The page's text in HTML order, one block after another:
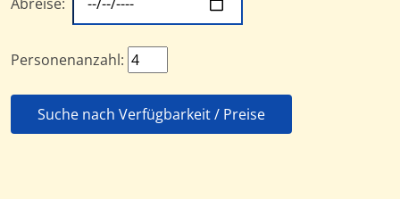
Personenanzahl:
Suche nach Verfügbarkeit / Preise